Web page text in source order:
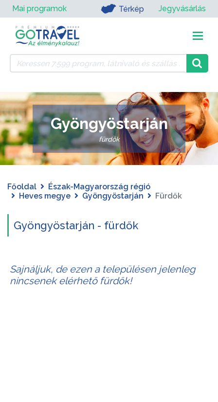
Mai programok Térkép Jegyvásárlás
Gyöngyöstarján
fürdők
Főoldal
Észak-Magyarország régió
Heves megye
Gyöngyöstarján Fürdők
Gyöngyöstarján - fürdők
Sajnáljuk, de ezen a településen jelenleg
nincsenek elérhető fürdők!